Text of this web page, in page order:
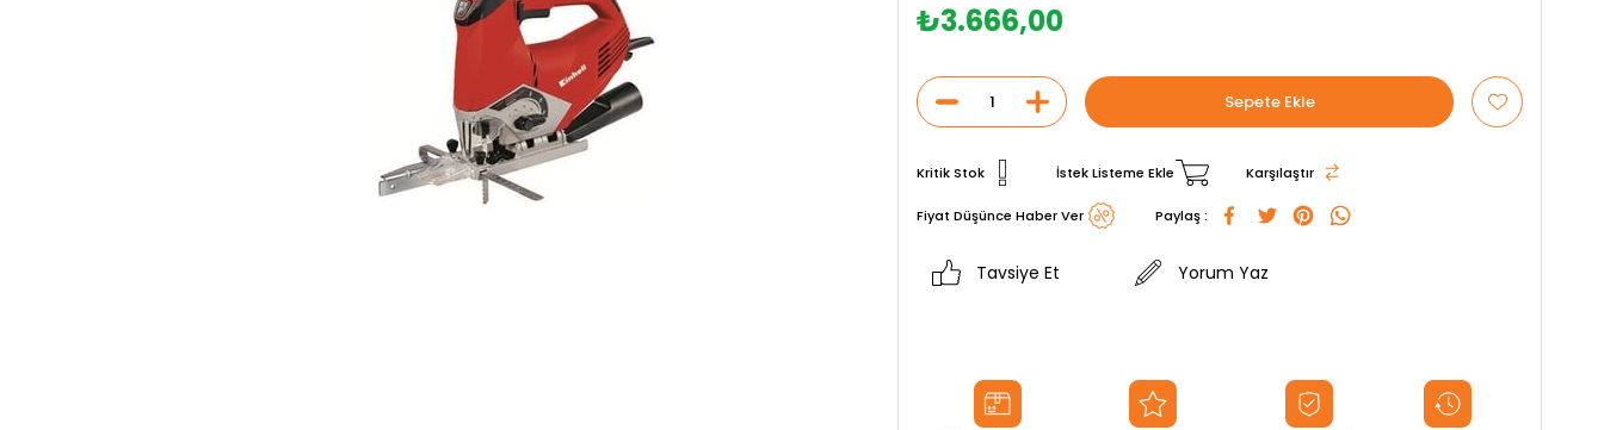
₺3.666,00
Kritik Stok İstek Listeme Ekle Karşılaştır
Fiyat Düşünce Haber Ver Paylaş :
Tavsiye Et Yorum Yaz